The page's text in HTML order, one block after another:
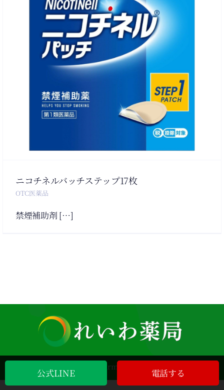
ニコチネルバッチステップ17枚
OTC医薬品
禁煙補助剤 […]
© 2012 - 2026|Reiwa Pharmacy All Rights Reserved
公式LINE 電話する